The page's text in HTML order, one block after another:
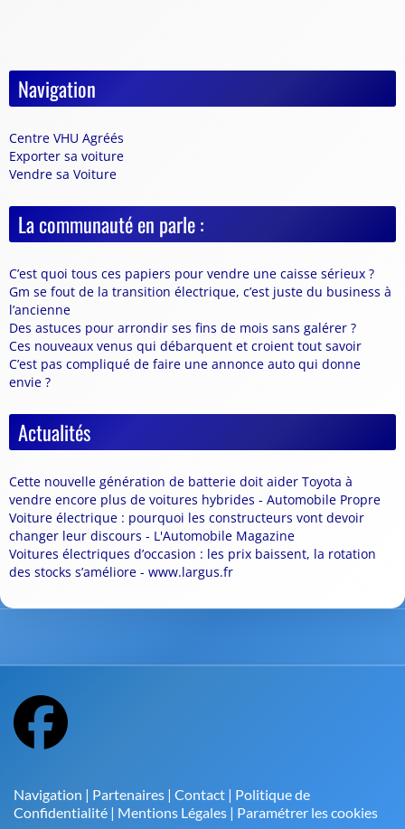
Navigation
Centre VHU Agréés
Exporter sa voiture
Vendre sa Voiture
La communauté en parle :
C’est quoi tous ces papiers pour vendre une caisse sérieux ?
Gm se fout de la transition électrique, c’est juste du business à
l’ancienne
Des astuces pour arrondir ses fins de mois sans galérer ?
Ces nouveaux venus qui débarquent et croient tout savoir
C’est pas compliqué de faire une annonce auto qui donne
envie ?
Actualités
Cette nouvelle génération de batterie doit aider Toyota à
vendre encore plus de voitures hybrides - Automobile Propre
Voiture électrique : pourquoi les constructeurs vont devoir
changer leur discours - L'Automobile Magazine
Voitures électriques d’occasion : les prix baissent, la rotation
des stocks s’améliore - www.largus.fr
Navigation | Partenaires | Contact | Politique de
Confidentialité | Mentions Légales | Paramétrer les cookies